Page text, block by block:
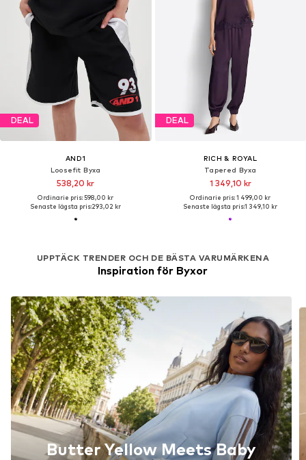
DEAL
AND1
Loosefit Byxa
538,20 kr
Ordinarie pris: 598,00 kr
Senaste lägsta pris:293,02 kr
DEAL
RICH & ROYAL
Tapered Byxa
1 349,10 kr
Ordinarie pris: 1 499,00 kr
Senaste lägsta pris:1 349,10 kr
UPPTÄCK TRENDER OCH DE BÄSTA VARUMÄRKENA
Inspiration för Byxor
Butter Yellow Meets Baby